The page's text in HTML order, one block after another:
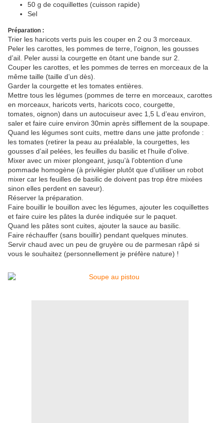
50 g de coquillettes (cuisson rapide)
Sel
Préparation :
Trier les haricots verts puis les couper en 2 ou 3 morceaux.
Peler les carottes, les pommes de terre, l’oignon, les gousses
d’ail. Peler aussi la courgette en ôtant une bande sur 2.
Couper les carottes, et les pommes de terres en morceaux de la
même taille (taille d’un dès).
Garder la courgette et les tomates entières.
Mettre tous les légumes (pommes de terre en morceaux, carottes
en morceaux, haricots verts, haricots coco, courgette,
tomates, oignon) dans un autocuiseur avec 1,5 L d’eau environ,
saler et faire cuire environ 30min après sifflement de la soupape.
Quand les légumes sont cuits, mettre dans une jatte profonde :
les tomates (retirer la peau au préalable, la courgettes, les
gousses d’ail pelées, les feuilles du basilic et l'huile d'olive.
Mixer avec un mixer plongeant, jusqu’à l’obtention d’une
pommade homogène (à privilégier plutôt que d’utiliser un robot
mixer car les feuilles de basilic de doivent pas trop être mixées
sinon elles perdent en saveur).
Réserver la préparation.
Faire bouillir le bouillon avec les légumes, ajouter les coquillettes
et faire cuire les pâtes la durée indiquée sur le paquet.
Quand les pâtes sont cuites, ajouter la sauce au basilic.
Faire réchauffer (sans bouillir) pendant quelques minutes.
Servir chaud avec un peu de gruyère ou de parmesan râpé si
vous le souhaitez (personnellement je préfère nature) !